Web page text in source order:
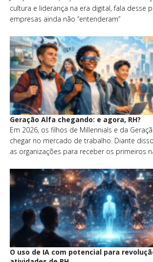
cultura e liderança na era digital, fala desse
empresas ainda não “entenderam”
Geração Alfa chegando: e agora, RH?
Em 2026, os filhos de Millennials e da
chegar no mercado de trabalho. Diante
as organizações para receber os primeiros
O uso de IA com potencial para